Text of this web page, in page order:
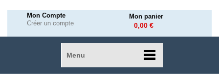
Mon Compte
Créer un compte
Mon panier
0,00 €
Menu